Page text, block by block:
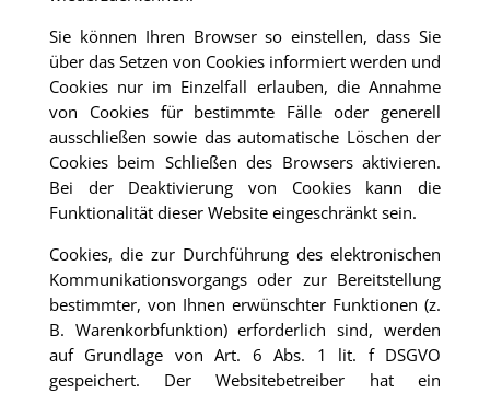
Sie können Ihren Browser so einstellen, dass Sie
über das Setzen von Cookies informiert werden und
Cookies nur im Einzelfall erlauben, die Annahme
von Cookies für bestimmte Fälle oder generell
ausschließen sowie das automatische Löschen der
Cookies beim Schließen des Browsers aktivieren.
Bei der Deaktivierung von Cookies kann die
Funktionalität dieser Website eingeschränkt sein.
Cookies, die zur Durchführung des elektronischen
Kommunikationsvorgangs oder zur Bereitstellung
bestimmter, von Ihnen erwünschter Funktionen (z.
B. Warenkorbfunktion) erforderlich sind, werden
auf Grundlage von Art. 6 Abs. 1 lit. f DSGVO
gespeichert. Der Websitebetreiber hat ein